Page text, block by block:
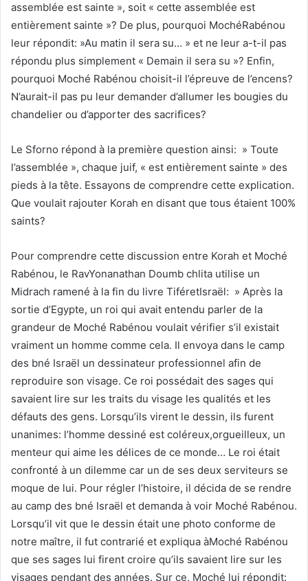
assemblée est sainte », soit « cette assemblée est
entièrement sainte »? De plus, pourquoi MochéRabénou
leur répondit: »Au matin il sera su… » et ne leur a-t-il pas
répondu plus simplement « Demain il sera su »? Enfin,
pourquoi Moché Rabénou choisit-il l’épreuve de l’encens?
N’aurait-il pas pu leur demander d’allumer les bougies du
chandelier ou d’apporter des sacrifices?
Le Sforno répond à la première question ainsi: » Toute
l’assemblée », chaque juif, « est entièrement sainte » des
pieds à la tête. Essayons de comprendre cette explication.
Que voulait rajouter Korah en disant que tous étaient 100%
saints?
Pour comprendre cette discussion entre Korah et Moché
Rabénou, le RavYonanathan Doumb chlita utilise un
Midrach ramené à la fin du livre TiféretIsraël: » Après la
sortie d’Egypte, un roi qui avait entendu parler de la
grandeur de Moché Rabénou voulait vérifier s’il existait
vraiment un homme comme cela. Il envoya dans le camp
des bné Israël un dessinateur professionnel afin de
reproduire son visage. Ce roi possédait des sages qui
savaient lire sur les traits du visage les qualités et les
défauts des gens. Lorsqu’ils virent le dessin, ils furent
unanimes: l’homme dessiné est coléreux,orgueilleux, un
menteur qui aime les délices de ce monde… Le roi était
confronté à un dilemme car un de ses deux serviteurs se
moque de lui. Pour régler l’histoire, il décida de se rendre
au camp des bné Israël et demanda à voir Moché Rabénou.
Lorsqu’il vit que le dessin était une photo conforme de
notre maître, il fut contrarié et expliqua àMoché Rabénou
que ses sages lui firent croire qu’ils savaient lire sur les
visages pendant des années. Sur ce, Moché lui répondit: